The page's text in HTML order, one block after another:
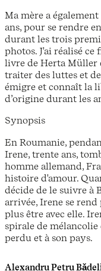
Ma mère a
ans, pour se rendre
durant les trois
photos. J'ai réalisé ce
livre de Herta Müller
traiter des luttes et
émigre et connaît la
d’origine durant les
Synopsis
En Roumanie,
Irene, trente ans,
homme allemand,
histoire d'amour.
décide de le suivre à
arrivée, Irene se
plus être avec elle.
spirale de
perdu et à son pays.
Alexandru Petru